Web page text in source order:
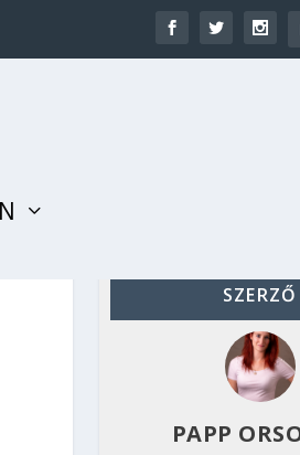
SZERZŐ
PAPP